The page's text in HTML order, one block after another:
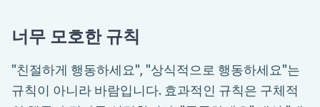
너무 모호한 규칙
"친절하게 행동하세요", "상식적으로 행동하세요"는
규칙이 아니라 바람입니다. 효과적인 규칙은 구체적